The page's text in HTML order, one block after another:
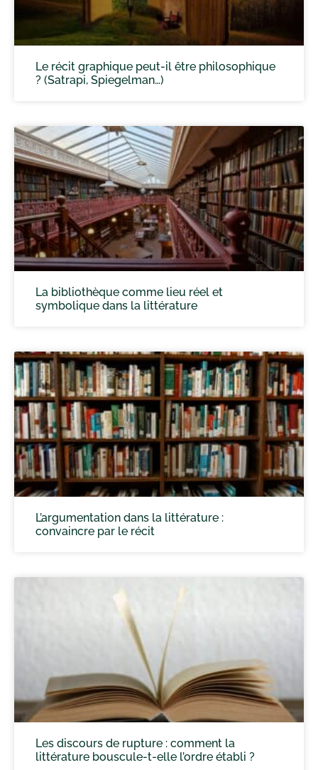
Le récit graphique peut-il être philosophique
? (Satrapi, Spiegelman…)
La bibliothèque comme lieu réel et
symbolique dans la littérature
L’argumentation dans la littérature :
convaincre par le récit
Les discours de rupture : comment la
littérature bouscule-t-elle l’ordre établi ?